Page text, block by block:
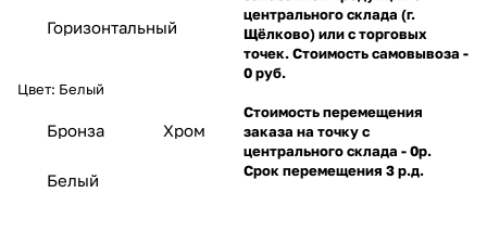
Горизонтальный
Цвет: Белый
Бронза Хром
Белый
центрального склада (г.
Щёлково) или с торговых
точек. Стоимость самовывоза -
0 руб.
Стоимость перемещения
заказа на точку с
центрального склада - 0р.
Срок перемещения 3 р.д.